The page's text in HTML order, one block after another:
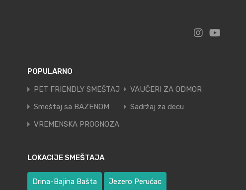
POPULARNO
PET FRIENDLY SMEŠTAJ
VAUČERI ZA ODMOR
Smeštaj sa BAZENOM
Sadržaj za decu
VREMENSKA PROGNOZA
LOKACIJE SMEŠTAJA
Drina-Bajina Bašta Jezero Perućac